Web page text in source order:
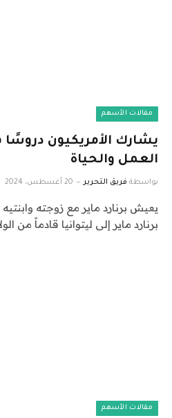
مقالات الأسهم
يشارك الأمريكيون دروسًا
العمل والحياة
بواسطة فريق التحرير 20 أغسطس، 2024
يعيش برنارد ماير مع زوجته وابنتيه
برنارد ماير إلى ليتوانيا قادماً من
مقالات الأسهم